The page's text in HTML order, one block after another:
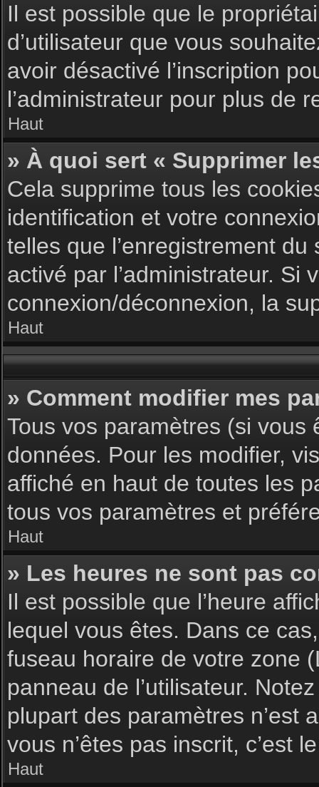
Il est possible que le
d’utilisateur que vous
avoir désactivé l’inscription
l’administrateur pour plus de
Haut
» À quoi sert « Supprimer
Cela supprime tous les
identification et votre
telles que l’enregistrement
activé par l’administrateur. Si
connexion/déconnexion, la
Haut
» Comment modifier mes
Tous vos paramètres (si
données. Pour les modifier,
affiché en haut de toutes les
tous vos paramètres et
Haut
» Les heures ne sont pas
Il est possible que l’heure
lequel vous êtes. Dans ce
fuseau horaire de votre zone
panneau de l’utilisateur.
plupart des paramètres n’est
vous n’êtes pas inscrit, c’est
Haut